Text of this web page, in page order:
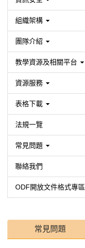
組織架構
團隊介紹
教學資源及相關平台
資源服務
表格下載
法規一覽
常見問題
聯絡我們
ODF開放文件格式專區
常見問題